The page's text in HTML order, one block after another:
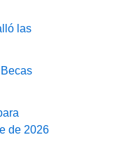
las
de 2026